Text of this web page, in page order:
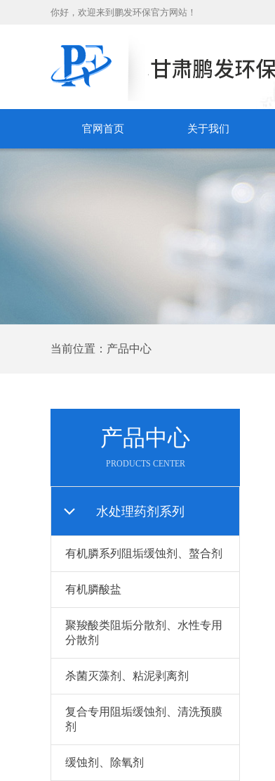
你好，欢迎来到鹏发环保官方网站！
官网首页 关于我们
当前位置：产品中心
产品中心
PRODUCTS CENTER
水处理药剂系列
有机膦系列阻垢缓蚀剂、螯合剂
有机膦酸盐
聚羧酸类阻垢分散剂、水性专用
分散剂
杀菌灭藻剂、粘泥剥离剂
复合专用阻垢缓蚀剂、清洗预膜
剂
缓蚀剂、除氧剂